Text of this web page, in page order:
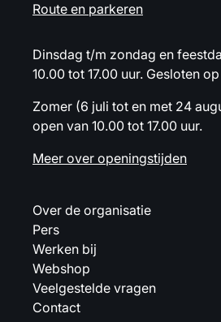
Route en parkeren
Dinsdag t/m zondag en
10.00 tot 17.00 uur. Gesloten
Zomer (6 juli tot en met 24
open van 10.00 tot 17.00 uur.
Meer over openingstijden
Over de organisatie
Pers
Werken bij
Webshop
Veelgestelde vragen
Contact